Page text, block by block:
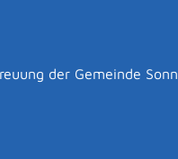
der Gemeinde
wohnen: Die
wohnen: Das
in Baden-
des